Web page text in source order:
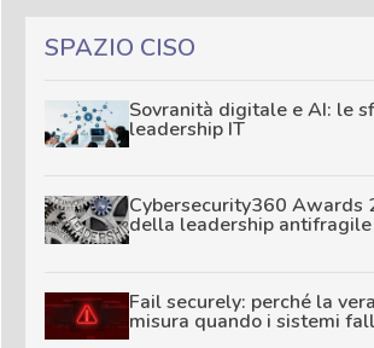
SPAZIO CISO
Sovranità digitale e AI: le
leadership IT
Cybersecurity360 Awards
della leadership antifragile
Fail securely: perché la
misura quando i sistemi